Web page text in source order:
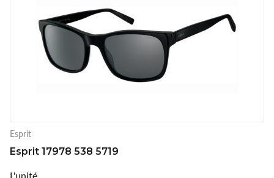
Esprit
Esprit 17978 538 5719
L'unité